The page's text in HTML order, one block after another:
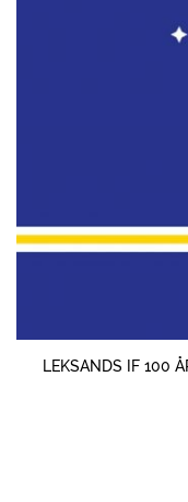
LEKSANDS IF 100